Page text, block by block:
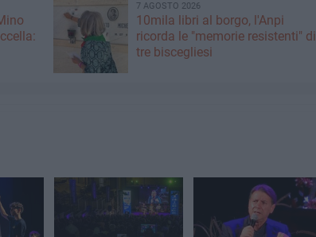
7 AGOSTO 2026
10mila libri al borgo, l'Anpi
ricorda le "memorie resistenti" di
tre biscegliesi